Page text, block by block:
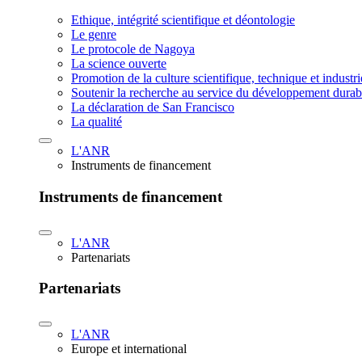
Ethique, intégrité scientifique et déontologie
Le genre
Le protocole de Nagoya
La science ouverte
Promotion de la culture scientifique, technique et
Soutenir la recherche au service du développement
La déclaration de San Francisco
La qualité
L'ANR
Instruments de financement
Instruments de financement
L'ANR
Partenariats
Partenariats
L'ANR
Europe et international